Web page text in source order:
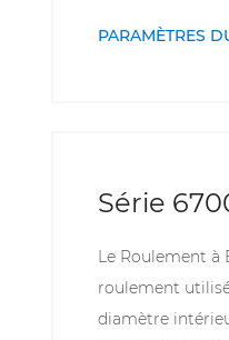
avantages
PARAMÈTRES
Série
Le Roulement à
roulement
diamètre